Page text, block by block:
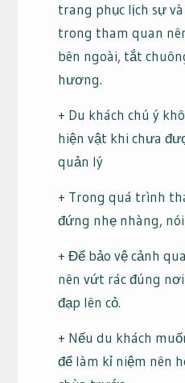
trang phục lịch sự
trong tham quan
bên ngoài, tắt
hương.
+ Du khách chú ý
hiện vật khi chưa
quản lý
+ Trong quá trình
đứng nhẹ nhàng,
+ Để bảo vệ cảnh
nên vứt rác đúng
đạp lên cỏ.
+ Nếu du khách
để làm kỉ niệm nên